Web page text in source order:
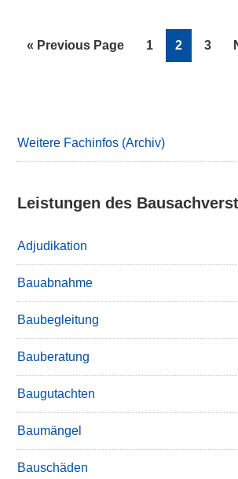
« Go
Previous Page Page
1 Page
2 Page
3
Weitere Fachinfos (Archiv)
Leistungen des
Adjudikation
Bauabnahme
Baubegleitung
Bauberatung
Baugutachten
Baumängel
Bauschäden